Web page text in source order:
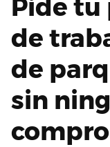
Pide tu
de
de
sin